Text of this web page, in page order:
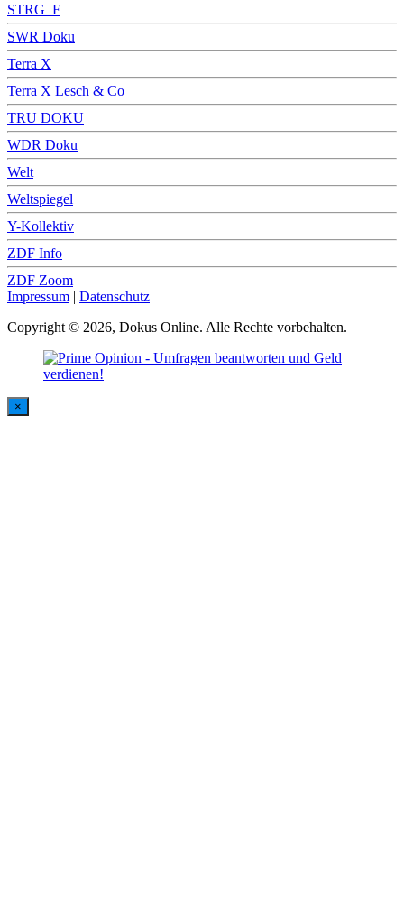
STRG_F
SWR Doku
Terra X
Terra X Lesch & Co
TRU DOKU
WDR Doku
Welt
Weltspiegel
Y-Kollektiv
ZDF Info
ZDF Zoom
Impressum | Datenschutz
Copyright © 2026, Dokus Online. Alle Rechte vorbehalten.
×